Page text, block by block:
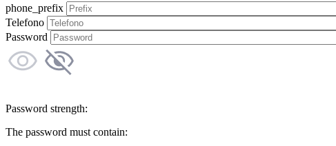
phone_prefix
Telefono
Password
Password strength:
The password must contain: